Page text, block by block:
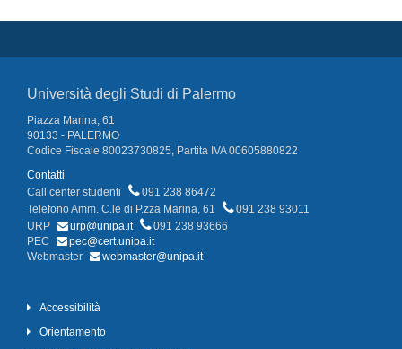
Università degli Studi di Palermo
Piazza Marina, 61
90133 - PALERMO
Codice Fiscale 80023730825, Partita IVA 00605880822
Contatti
Call center studenti
091 238 86472
Telefono Amm. C.le di P.zza Marina, 61
091 238 93011
URP
urp@unipa.it
091 238 93666
PEC
pec@cert.unipa.it
Webmaster
webmaster@unipa.it
Accessibilità
Orientamento